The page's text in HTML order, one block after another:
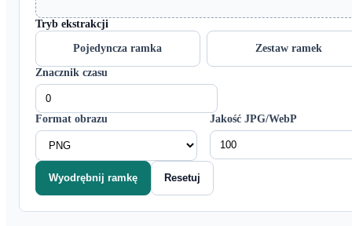
Tryb ekstrakcji
Pojedyncza ramka Zestaw ramek
Znacznik czasu
Format obrazu Jakość JPG/WebP
Wyodrębnij ramkę Resetuj